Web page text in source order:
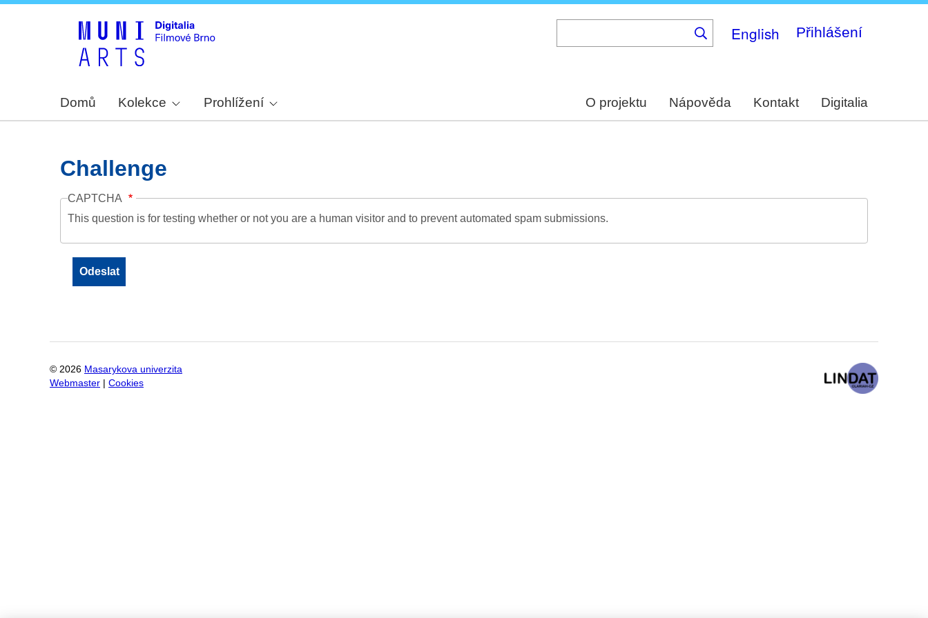
English Přihlášení
Domů Kolekce Prohlížení O projektu Nápověda Kontakt Digitalia
Challenge
CAPTCHA
This question is for testing whether or not you are a human visitor and to prevent automated spam submissions.
© 2026 Masarykova univerzita
Webmaster
Cookies